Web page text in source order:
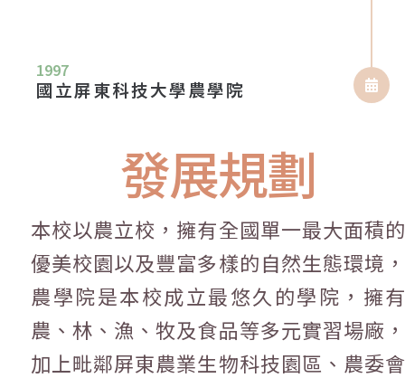
1997
國立屏東科技大學農學院
發展規劃
本校以農立校，擁有全國單一最大面積的
優美校園以及豐富多樣的自然生態環境，
農學院是本校成立最悠久的學院，擁有
農、林、漁、牧及食品等多元實習場廠，
加上毗鄰屏東農業生物科技園區、農委會